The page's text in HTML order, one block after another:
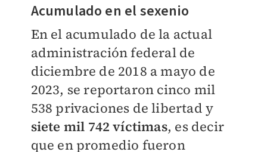
Acumulado en el sexenio
En el acumulado de la actual
administración federal de
diciembre de 2018 a mayo de
2023, se reportaron cinco mil
538 privaciones de libertad y
siete mil 742 víctimas, es decir
que en promedio fueron